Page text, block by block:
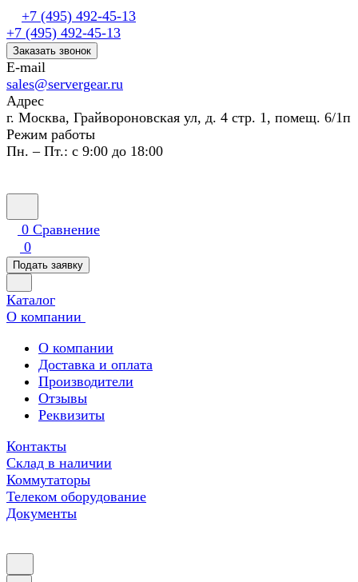
+7 (495) 492-45-13
+7 (495) 492-45-13
Заказать звонок
E-mail
sales@servergear.ru
Адрес
г. Москва, Грайвороновская ул, д. 4 стр. 1, помещ. 6/1п
Режим работы
Пн. – Пт.: с 9:00 до 18:00
0 Сравнение
0
Подать заявку
Каталог
О компании
О компании
Доставка и оплата
Производители
Отзывы
Реквизиты
Контакты
Склад в наличии
Коммутаторы
Телеком оборудование
Документы